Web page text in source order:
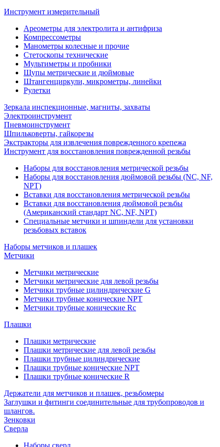
Инструмент измерительный
Ареометры для электролита и антифриза
Компрессометры
Манометры колесные и прочие
Стетоскопы технические
Мультиметры и пробники
Щупы метрические и дюймовые
Штангенциркули, микрометры, линейки
Рулетки
Зеркала инспекционные, магниты, захваты
Электроинструмент
Пневмоинструмент
Шпильковерты, гайкорезы
Экстракторы для извлечения поврежденного крепежа
Инструмент для восстановления поврежденной резьбы
Наборы для восстановления метрической резьбы
Наборы для восстановления дюймовой резьбы (NC, NF,
NPT)
Вставки для восстановления метрической резьбы
Вставки для восстановления дюймовой резьбы
(Американский стандарт NC, NF, NPT)
Специальные метчики и шпиндели для установки
резьбовых вставок
Наборы метчиков и плашек
Метчики
Метчики метрические
Метчики метрические для левой резьбы
Метчики трубные цилиндрические G
Метчики трубные конические NPT
Метчики трубные конические Rc
Плашки
Плашки метрические
Плашки метрические для левой резьбы
Плашки трубные цилиндрические
Плашки трубные конические NPT
Плашки трубные конические R
Держатели для метчиков и плашек, резьбомеры
Заглушки и фитинги соединительные для трубопроводов и
шлангов.
Зенковки
Сверла